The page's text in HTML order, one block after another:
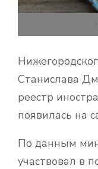
Ю
Станислава
реестр
появилась на
По данным
участвовал в